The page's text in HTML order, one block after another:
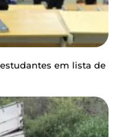
em lista de